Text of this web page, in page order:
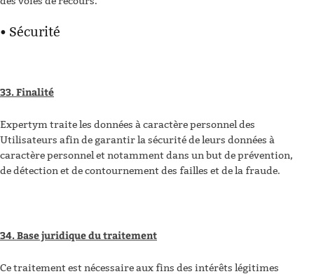
• Sécurité
33. Finalité
Expertym traite les données à caractère personnel des
Utilisateurs afin de garantir la sécurité de leurs données à
caractère personnel et notamment dans un but de prévention,
de détection et de contournement des failles et de la fraude.
34. Base juridique du traitement
Ce traitement est nécessaire aux fins des intérêts légitimes